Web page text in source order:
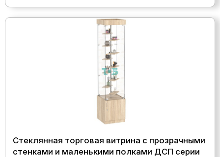
Стеклянная торговая витрина с прозрачными
стенками и маленькими полками ДСП серии